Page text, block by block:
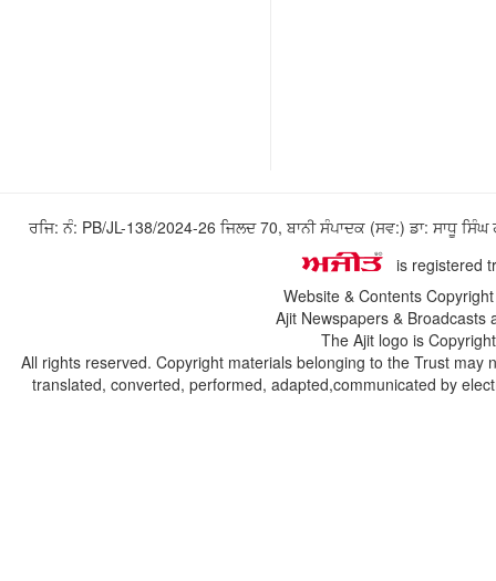
ਰਜਿ: ਨੰ: PB/JL-138/2024-26 ਜਿਲਦ 70, ਬਾਨੀ ਸੰਪਾਦਕ (ਸਵ:) ਡਾ: ਸਾਧੂ
is registered
Website & Contents
Ajit Newspapers &
The Ajit logo is
All rights reserved. Copyright materials belonging to the Trust
translated, converted, performed, adapted,communicated by